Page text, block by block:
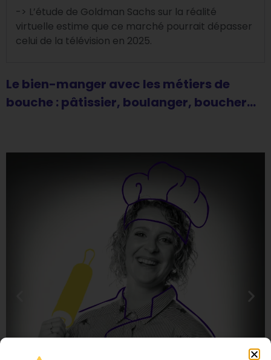
-> L’étude de Goldman Sachs sur la réalité
virtuelle estime que ce marché pourrait dépasser
celui de la télévision en 2025.
Le bien-manger avec les métiers de
bouche : pâtissier, boulanger, boucher…